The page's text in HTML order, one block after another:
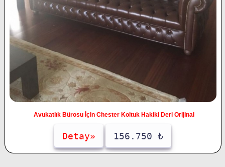
Avukatlık Bürosu İçin Chester Koltuk Hakiki Deri Orijinal
Detay» 156.750 ₺